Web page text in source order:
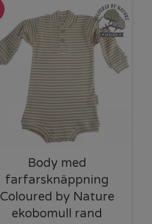
Body med
farfarsknäppning
Coloured by Nature
ekobomull rand